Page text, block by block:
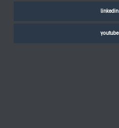
linkedin
youtube